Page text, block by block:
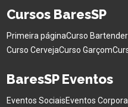
Cursos BaresSP
Primeira páginaCurso Bartender
Curso CervejaCurso Garçom
BaresSP Eventos
Eventos SociaisEventos